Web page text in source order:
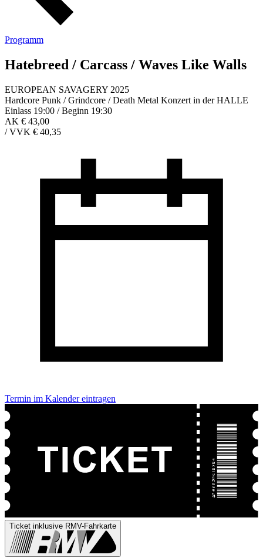
Programm
Hatebreed / Carcass / Waves Like Walls
EUROPEAN SAVAGERY 2025
Hardcore Punk / Grindcore / Death Metal Konzert in der HALLE
Einlass 19:00 / Beginn 19:30
AK € 43,00
/VVK € 40,35
Termin im Kalender eintragen
Ticket inklusive RMV-Fahrkarte